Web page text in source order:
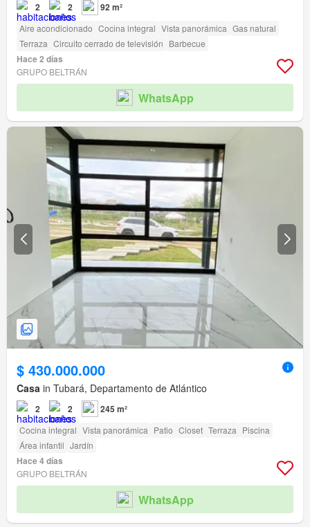
2 2 92 m²
Aire acondicionado Cocina integral Vista panorámica Gas natural
Terraza Circuito cerrado de televisión Barbecue
Hace 2 días
GRUPO BELTRÁN
WhatsApp
$ 430.000.000
Casa in Tubará, Departamento de Atlántico
2 2 245 m²
Cocina integral Vista panorámica Patio Closet Terraza Piscina
Área infantil Jardín
Hace 4 días
GRUPO BELTRÁN
WhatsApp